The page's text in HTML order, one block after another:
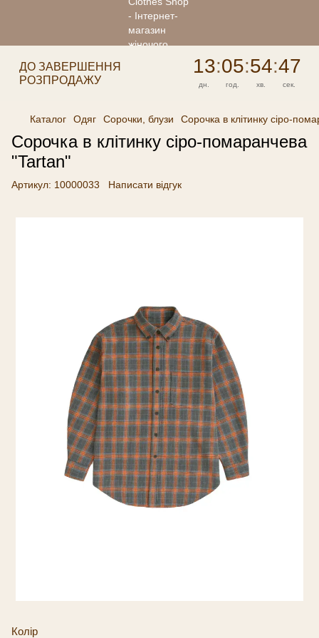
ДО ЗАВЕРШЕННЯ
РОЗПРОДАЖУ
13:05:54:47
дн. год. хв. сек.
Каталог Одяг Сорочки, блузи Сорочка в клітинку сіро-
Сорочка в клітинку сіро-помаранчева
"Tartan"
Артикул: 10000033 Написати відгук
Колір